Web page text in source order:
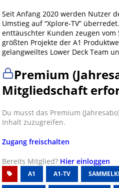
Seit Anfang 2020 werden Nutzer
Umstieg auf “Xplore-TV”
enttäuschter Kunden zeugen vom
größten Projekte der A1
gelangweiltes Lower Deck Team
Premium
Mitgliedschaft
Du musst das Premium
Inhalt zuzugreifen.
Zugang freischalten
Bereits Mitglied? Hier einloggen
A1 A1-TV